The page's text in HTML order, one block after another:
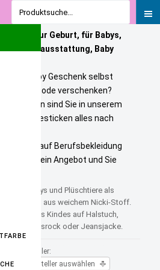
zur Geburt, für Babys,
Babyausstattung, Baby
Baby Geschenk selbst
Kindermode verschenken?
Dann sind Sie in unserem
Wir besticken alles nach
auf Berufsbekleidung
Sie ein Angebot und Sie
Die Teddys und Plüschtiere als
bestehen aus weichem Nicki-Stoff.
Namen des Kindes auf Halstuch,
Jeansrock oder Jeansjacke.
Hersteller:
Hersteller auswählen